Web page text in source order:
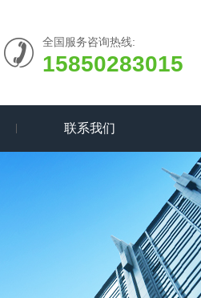
全国服务咨询热线:
15850283015
联系我们